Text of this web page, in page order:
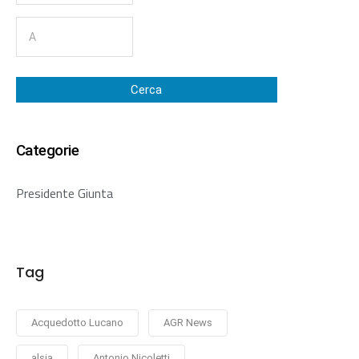
Cerca
Categorie
Presidente Giunta
Tag
Acquedotto Lucano AGR News